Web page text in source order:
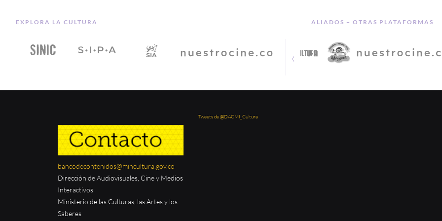
EXPLORA LA CULTURA ALIADOS − OTRAS PLATAFORMAS
‹
bancodecontenidos@mincultura.gov.co
Dirección de Audiovisuales, Cine y Medios
Interactivos
Ministerio de las Culturas, las Artes y los
Saberes
Tweets de @DACMI_Cultura